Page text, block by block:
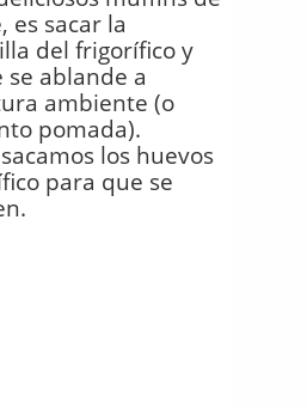
es sacar la
del frigorífico y
ablande a
ambiente (o
pomada).
los huevos
para que se